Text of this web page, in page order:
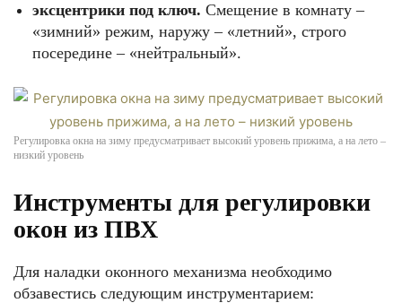
эксцентрики под ключ. Смещение в комнату –
«зимний» режим, наружу – «летний», строго
посередине – «нейтральный».
Регулировка окна на зиму предусматривает высокий уровень прижима, а на лето –
низкий уровень
Инструменты для регулировки
окон из ПВХ
Для наладки оконного механизма необходимо
обзавестись следующим инструментарием: